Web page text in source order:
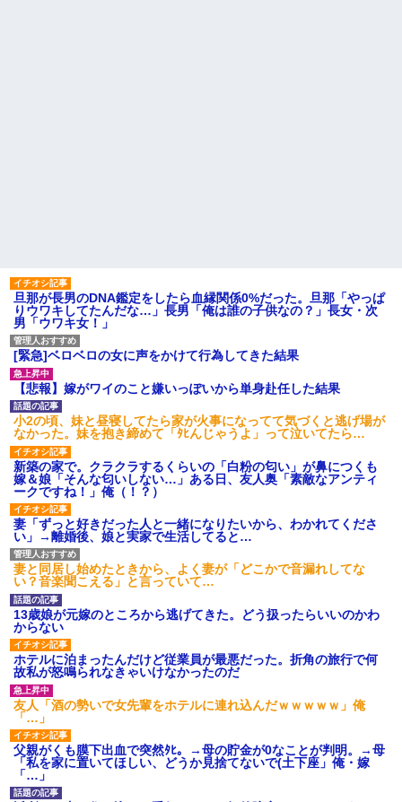
旦那が長男のDNA鑑定をしたら血縁関係0%だった。旦那「やっぱ
りウワキしてたんだな…」長男「俺は誰の子供なの？」長女・次
男「ウワキ女！」
[緊急]ベロベロの女に声をかけて行為してきた結果
【悲報】嫁がワイのこと嫌いっぽいから単身赴任した結果
小2の頃、妹と昼寝してたら家が火事になってて気づくと逃げ場が
なかった。妹を抱き締めて「ﾀﾋんじゃうよ」って泣いてたら…
新築の家で。クラクラするくらいの「白粉の匂い」が鼻につくも
嫁＆娘「そんな匂いしない…」ある日、友人奥「素敵なアンティ
ークですね！」俺（！？）
妻「ずっと好きだった人と一緒になりたいから、わかれてくださ
い」→離婚後、娘と実家で生活してると…
妻と同居し始めたときから、よく妻が「どこかで音漏れしてな
い？音楽聞こえる」と言っていて…
13歳娘が元嫁のところから逃げてきた。どう扱ったらいいのかわ
からない
ホテルに泊まったんだけど従業員が最悪だった。折角の旅行で何
故私が怒鳴られなきゃいけなかったのだ
友人「酒の勢いで女先輩をホテルに連れ込んだｗｗｗｗｗ」俺
「…」
父親がくも膜下出血で突然ﾀﾋ。→母の貯金が0なことが判明。→母
「私を家に置いてほしい、どうか見捨てないで(土下座」俺・嫁
「…」